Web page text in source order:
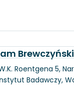
Brewczyński
Roentgena 5,
Badawczy,